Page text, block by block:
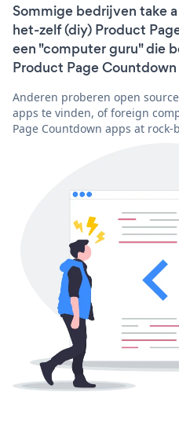
Sommige bedrijven take
het-zelf (diy) Product
een "computer guru" die
Product Page
Anderen proberen open
apps te vinden, of foreign
Page Countdown apps at